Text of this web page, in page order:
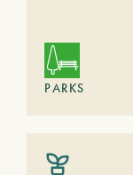
PARKS